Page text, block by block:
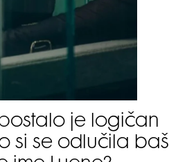
je logičan
si se odlučila baš